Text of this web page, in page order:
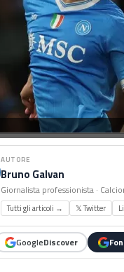
AUTORE
Bruno Galvan
Giornalista professionista ·
Tutti gli articoli → 𝕏 Twitter
GoogleDiscover